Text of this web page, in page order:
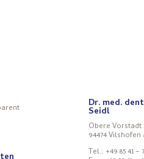
Dr. med.
Seidl
Obere Vorstadt
94474
Tel.: +49 85 41 –